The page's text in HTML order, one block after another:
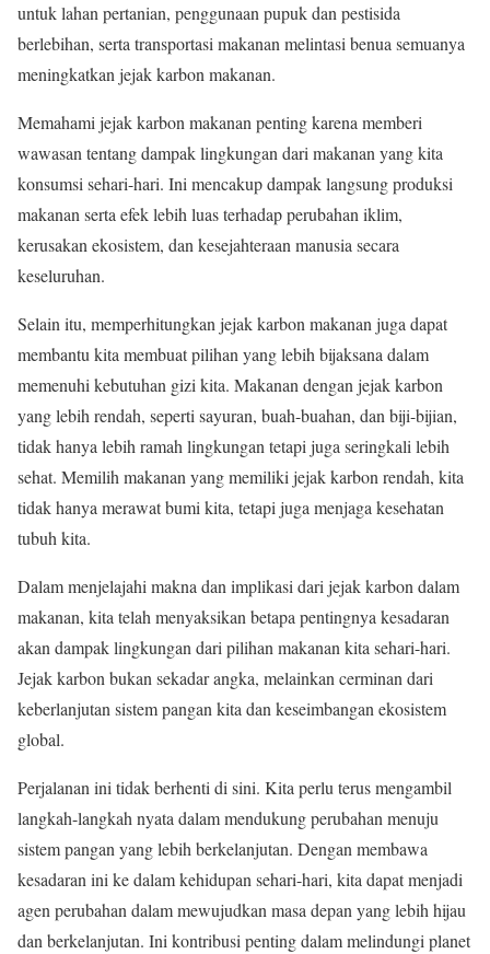
untuk lahan pertanian, penggunaan pupuk dan pestisida
berlebihan, serta transportasi makanan melintasi benua semuanya
meningkatkan jejak karbon makanan.
Memahami jejak karbon makanan penting karena memberi
wawasan tentang dampak lingkungan dari makanan yang kita
konsumsi sehari-hari. Ini mencakup dampak langsung produksi
makanan serta efek lebih luas terhadap perubahan iklim,
kerusakan ekosistem, dan kesejahteraan manusia secara
keseluruhan.
Selain itu, memperhitungkan jejak karbon makanan juga dapat
membantu kita membuat pilihan yang lebih bijaksana dalam
memenuhi kebutuhan gizi kita. Makanan dengan jejak karbon
yang lebih rendah, seperti sayuran, buah-buahan, dan biji-bijian,
tidak hanya lebih ramah lingkungan tetapi juga seringkali lebih
sehat. Memilih makanan yang memiliki jejak karbon rendah, kita
tidak hanya merawat bumi kita, tetapi juga menjaga kesehatan
tubuh kita.
Dalam menjelajahi makna dan implikasi dari jejak karbon dalam
makanan, kita telah menyaksikan betapa pentingnya kesadaran
akan dampak lingkungan dari pilihan makanan kita sehari-hari.
Jejak karbon bukan sekadar angka, melainkan cerminan dari
keberlanjutan sistem pangan kita dan keseimbangan ekosistem
global.
Perjalanan ini tidak berhenti di sini. Kita perlu terus mengambil
langkah-langkah nyata dalam mendukung perubahan menuju
sistem pangan yang lebih berkelanjutan. Dengan membawa
kesadaran ini ke dalam kehidupan sehari-hari, kita dapat menjadi
agen perubahan dalam mewujudkan masa depan yang lebih hijau
dan berkelanjutan. Ini kontribusi penting dalam melindungi planet